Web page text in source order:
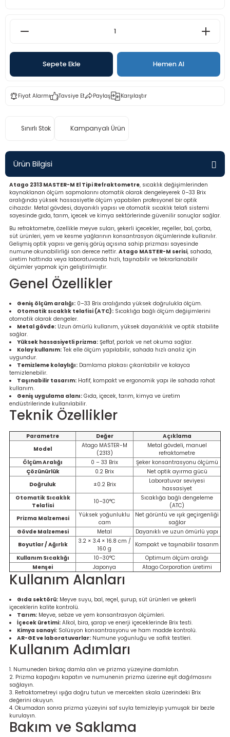
Cihazı
Cihazı
Ölçer
Ölçerler
Sepete Ekle Hemen Al
Fiyat Alarmı Tavsiye Et Paylaş Karşılaştır
Sınırlı Stok Kampanyalı Ürün
Ürün Bilgisi
Atago 2313 MASTER-M El Tipi Refraktometre, sıcaklık değişimlerinden
kaynaklanan ölçüm sapmalarını otomatik olarak dengeleyerek 0–33 Brix
aralığında yüksek hassasiyetle ölçüm yapabilen profesyonel bir optik
cihazdır. Metal gövdesi, dayanıklı yapısı ve otomatik sıcaklık telafi sistemi
sayesinde gıda, tarım, içecek ve kimya sektörlerinde güvenilir sonuçlar sağlar.
Bu refraktometre, özellikle meyve suları, şekerli içecekler, reçeller, bal, çorba,
süt ürünleri, yem ve kesme yağlarının konsantrasyon ölçümlerinde kullanılır.
Gelişmiş optik yapısı ve geniş görüş açısına sahip prizması sayesinde
numune okunabilirliği son derece nettir. Atago MASTER-M serisi, sahada,
üretim hattında veya laboratuvarda hızlı, taşınabilir ve tekrarlanabilir
ölçümler yapmak için geliştirilmiştir.
Genel Özellikler
Geniş ölçüm aralığı: 0–33 Brix aralığında yüksek doğrulukla ölçüm.
Otomatik sıcaklık telafisi (ATC): Sıcaklığa bağlı ölçüm değişimlerini
otomatik olarak dengeler.
Metal gövde: Uzun ömürlü kullanım, yüksek dayanıklılık ve optik stabilite
sağlar.
Yüksek hassasiyetli prizma: Şeffaf, parlak ve net okuma sağlar.
Kolay kullanım: Tek elle ölçüm yapılabilir, sahada hızlı analiz için
uygundur.
Temizleme kolaylığı: Damlama plakası çıkarılabilir ve kolayca
temizlenebilir.
Taşınabilir tasarım: Hafif, kompakt ve ergonomik yapı ile sahada rahat
kullanım.
Geniş uygulama alanı: Gıda, içecek, tarım, kimya ve üretim
endüstrilerinde kullanılabilir.
Teknik Özellikler
Parametre Değer
Açıklama
Model
Atago MASTER-M
(2313)
Metal gövdeli, manuel
refraktometre
Ölçüm Aralığı
0 – 33 Brix
Şeker konsantrasyonu ölçümü
Çözünürlük
0.2 Brix
Net optik ayırma gücü
Doğruluk
±0.2 Brix
Laboratuvar seviyesi
hassasiyet
Otomatik Sıcaklık
Telafisi
10–30°C
Sıcaklığa bağlı dengeleme
(ATC)
Prizma Malzemesi
Yüksek yoğunluklu
cam
Net görüntü ve ışık geçirgenliği
sağlar
Gövde Malzemesi
Metal
Dayanıklı ve uzun ömürlü yapı
Boyutlar / Ağırlık
3.2 × 3.4 × 16.8 cm /
160 g
Kompakt ve taşınabilir tasarım
Kullanım Sıcaklığı
10–30°C
Optimum ölçüm aralığı
Menşei
Japonya Atago Corporation üretimi
Kullanım Alanları
Gıda sektörü: Meyve suyu, bal, reçel, şurup, süt ürünleri ve şekerli
içeceklerin kalite kontrolü.
Tarım: Meyve, sebze ve yem konsantrasyon ölçümleri.
İçecek üretimi: Alkol, bira, şarap ve enerji içeceklerinde Brix testi.
Kimya sanayi: Solüsyon konsantrasyonu ve ham madde kontrolü.
AR-GE ve laboratuvarlar: Numune yoğunluğu ve saflık testleri.
Kullanım Adımları
Numuneden birkaç damla alın ve prizma yüzeyine damlatın.
Prizma kapağını kapatın ve numunenin prizma üzerine eşit dağılmasını
sağlayın.
Refraktometreyi ışığa doğru tutun ve mercekten skala üzerindeki Brix
değerini okuyun.
Okumadan sonra prizma yüzeyini saf suyla temizleyip yumuşak bir bezle
kurulayın.
Bakım ve Saklama